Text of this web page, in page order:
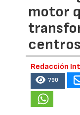
motor
centros
Redacción
790